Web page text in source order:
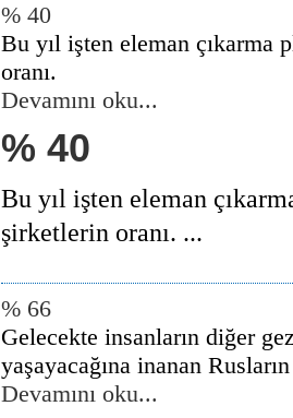
% 40
Bu yıl işten eleman çıkarma
oranı.
Devamını oku...
% 40
Bu yıl işten eleman
şirketlerin oranı. ...
% 66
Gelecekte insanların diğer
yaşayacağına inanan
Devamını oku...